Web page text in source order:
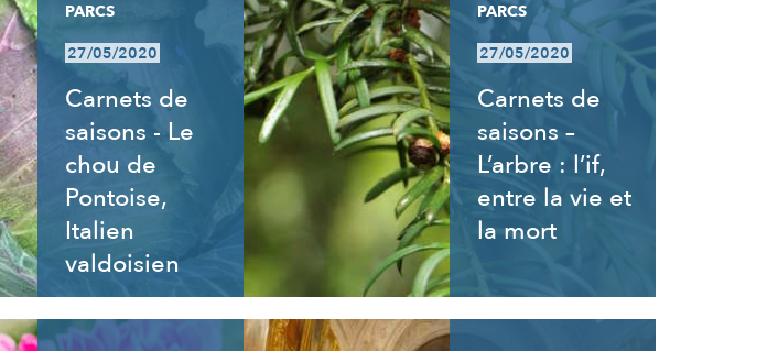
PARCS
27/05/2020
Carnets de
saisons - Le
chou de
Pontoise,
Italien
valdoisien
PARCS
27/05/2020
Carnets de
saisons –
L’arbre : l’if,
entre la vie et
la mort